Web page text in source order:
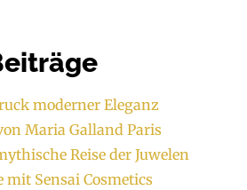
moderner Eleganz
Maria Galland Paris
Reise der Juwelen
mit Sensai Cosmetics